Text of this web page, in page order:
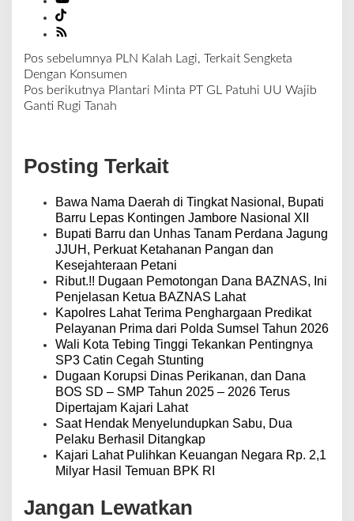
N
a
v
a
s
Pos sebelumnya PLN Kalah Lagi, Terkait Sengketa
Dengan Konsumen
Pos berikutnya Plantari Minta PT GL Patuhi UU Wajib
Ganti Rugi Tanah
Posting Terkait
Bawa Nama Daerah di Tingkat Nasional, Bupati
Barru Lepas Kontingen Jambore Nasional XII
Bupati Barru dan Unhas Tanam Perdana Jagung
JJUH, Perkuat Ketahanan Pangan dan
Kesejahteraan Petani
Ribut.!! Dugaan Pemotongan Dana BAZNAS, Ini
Penjelasan Ketua BAZNAS Lahat
Kapolres Lahat Terima Penghargaan Predikat
Pelayanan Prima dari Polda Sumsel Tahun 2026
Wali Kota Tebing Tinggi Tekankan Pentingnya
SP3 Catin Cegah Stunting
Dugaan Korupsi Dinas Perikanan, dan Dana
BOS SD – SMP Tahun 2025 – 2026 Terus
Dipertajam Kajari Lahat
Saat Hendak Menyelundupkan Sabu, Dua
Pelaku Berhasil Ditangkap
Kajari Lahat Pulihkan Keuangan Negara Rp. 2,1
Milyar Hasil Temuan BPK RI
Jangan Lewatkan